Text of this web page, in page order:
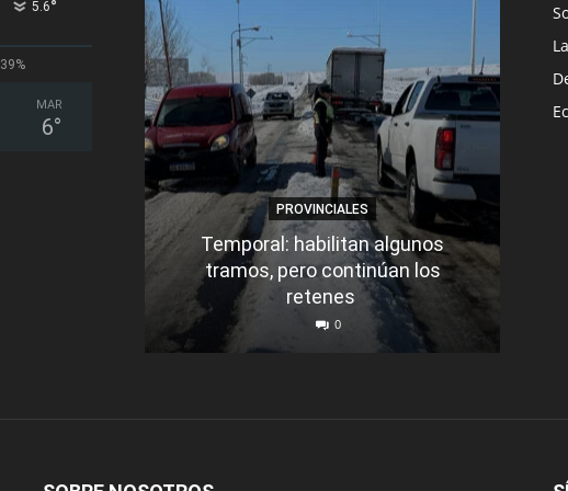
5.6°
39%
MAR
6°
PROVINCIALES
Temporal: habilitan algunos
tramos, pero continúan los
retenes
0